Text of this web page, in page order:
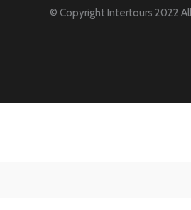
© Copyright Intertours 2022